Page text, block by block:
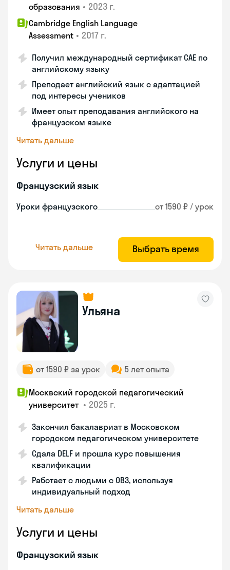
образования • 2023 г.
Cambridge English Language
Assessment • 2017 г.
Получил международный сертификат CAE по
английскому языку
Преподает английский язык с адаптацией
под интересы учеников
Имеет опыт преподавания английского на
французском языке
Читать дальше
Услуги и цены
Французский язык
Уроки французского от 1590 ₽ / урок
Читать дальше Выбрать время
Ульяна
от 1590 ₽ за урок 5 лет опыта
Москвский городской педагогический
университет • 2025 г.
Закончил бакалавриат в Московском
городском педагогическом университете
Сдала DELF и прошла курс повышения
квалификации
Работает с людьми с ОВЗ, используя
индивидуальный подход
Читать дальше
Услуги и цены
Французский язык